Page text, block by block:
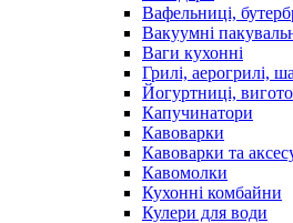
Вафельниці,
Вакуумні
Ваги кухонні
Грилі, аерогрилі,
Йогуртниці,
Капучинатори
Кавоварки
Кавоварки та
Кавомолки
Кухонні комбайни
Кулери для води